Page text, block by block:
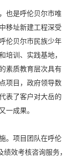
也是呼伦贝尔市唯
移址新建工程深受
伦贝尔市民族少年
培训、实践基地，
素质教育层次具有
项目，政府领导数
表了客户对大岳的
一成果。
。项目团队在呼伦
效考核咨询服务，